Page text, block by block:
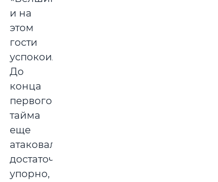
и на
этом
гости
успокоились.
До
конца
первого
тайма
еще
атаковали
достаточно
упорно,